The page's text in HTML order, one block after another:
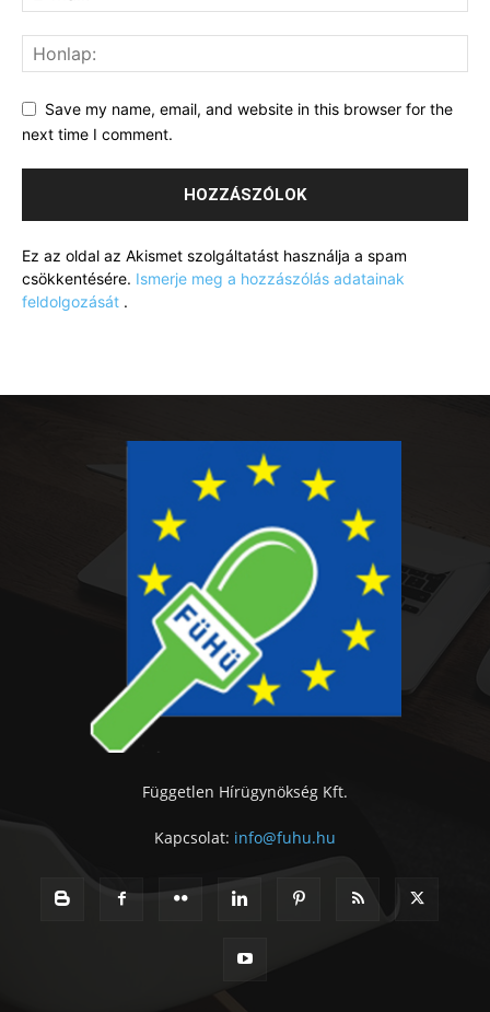
Save my name, email, and website in this browser for the
next time I comment.
Ez az oldal az Akismet szolgáltatást használja a spam
csökkentésére. Ismerje meg a hozzászólás adatainak
feldolgozását .
Független Hírügynökség Kft.
Kapcsolat: info@fuhu.hu